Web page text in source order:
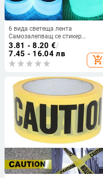
6 вида светеща лента
Самозалепващ се стикер
Светеща лента Светеща в
тъмното Поразително нощно
предупреждение Светеща лента
Подобрение на дома
3.81 - 8.20 €/
7.45 - 16.04 лв
add_shopping_cart